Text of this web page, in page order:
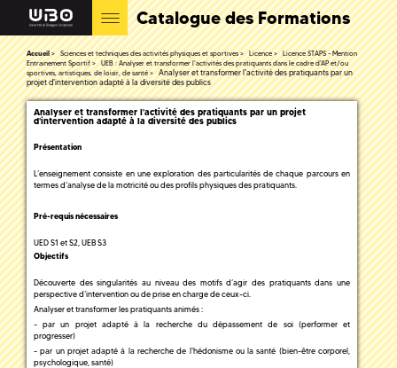
Catalogue des Formations
Accueil Sciences et techniques des activités physiques et sportives Licence
Licence STAPS - Mention
Entrainement Sportif
UEB : Analyser et transformer l'activités des pratiquants dans le cadre d'AP et/ou
sportives, artistiques, de loisir, de santé
Analyser et transformer l'activité des pratiquants par un
projet d'intervention adapté à la diversité des publics
Analyser et transformer l'activité des pratiquants par un projet
d'intervention adapté à la diversité des publics
Présentation
L’enseignement consiste en une exploration des particularités de chaque parcours en
termes d’analyse de la motricité ou des profils physiques des pratiquants.
Pré-requis nécessaires
UED S1 et S2, UEB S3
Objectifs
Découverte des singularités au niveau des motifs d’agir des pratiquants dans une
perspective d’intervention ou de prise en charge de ceux-ci.
Analyser et transformer les pratiquants animés :
- par un projet adapté à la recherche du dépassement de soi (performer et
progresser)
- par un projet adapté à la recherche de l'hédonisme ou la santé (bien-être corporel,
psychologique, santé)